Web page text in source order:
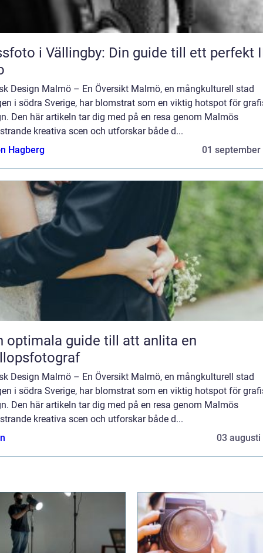
i Vällingby: Din guide till ett perfekt
Design Malmö – En Översikt Malmö, en mångkulturell stad
i södra Sverige, har blomstrat som en viktig hotspot för
Den här artikeln tar dig med på en resa genom Malmös
kreativa scen och utforskar både d...
Hagberg
01 september
optimala guide till att anlita en
Design Malmö – En Översikt Malmö, en mångkulturell stad
i södra Sverige, har blomstrat som en viktig hotspot för
Den här artikeln tar dig med på en resa genom Malmös
kreativa scen och utforskar både d...
03 augusti